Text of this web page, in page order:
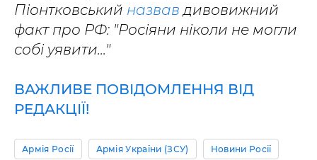
Піонтковський назвав дивовижний
факт про РФ: "Росіяни ніколи не могли
собі уявити..."
ВАЖЛИВЕ ПОВІДОМЛЕННЯ ВІД
РЕДАКЦІЇ!
Армія Росії Армія України (ЗСУ) Новини Росії